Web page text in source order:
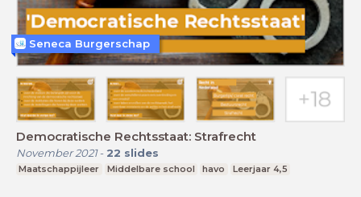
Democratische Rechtsstaat: Strafrecht
November 2021- 22 slides
Maatschappijleer Middelbare school havo Leerjaar 4,5
Seneca Burgerschap